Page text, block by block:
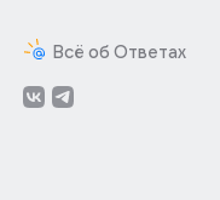
Всё об Ответах